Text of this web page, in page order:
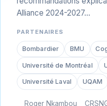
Alliance 2024-2027…
PARTENAIRES
Bombardier BMU
Université de Montréal
Université Laval UQAM
Roger Nkambou